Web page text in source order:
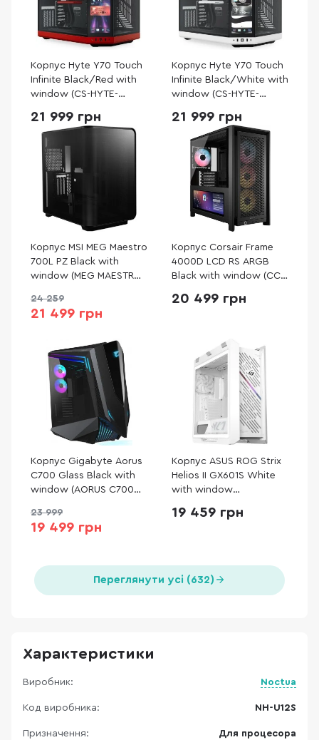
Корпус Hyte Y70 Touch
Infinite Black/Red with
window (CS-HYTE-
21 999 грн
Корпус Hyte Y70 Touch
Infinite Black/White with
window (CS-HYTE-
21 999 грн
Корпус MSI MEG Maestro
700L PZ Black with
window (MEG MAESTRO
24 259
21 499 грн
Корпус Corsair Frame
4000D LCD RS ARGB
Black with window (CC-
20 499 грн
Корпус Gigabyte Aorus
C700 Glass Black with
window (AORUS C700
23 999
19 499 грн
Корпус ASUS ROG Strix
Helios II GX601S White
with window
19 459 грн
Переглянути усі (632)
Характеристики
Виробник: Noctua
Код виробника: NH-U12S
Призначення: Для процесора